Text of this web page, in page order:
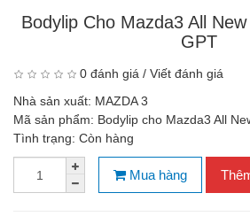
Bodylip Cho Mazda3 All
GPT
0 đánh giá / Viết đánh giá
Nhà sản xuất: MAZDA 3
Mã sản phẩm: Bodylip cho Mazda3 All
Tình trạng: Còn hàng
Mua hàng